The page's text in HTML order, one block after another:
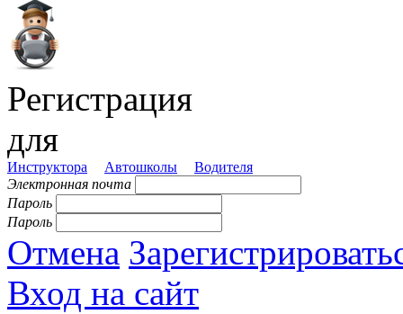
Регистрация
для
Инструктора Автошколы
Водителя
Электронная почта
Пароль
Пароль
Отмена
Вход на сайт